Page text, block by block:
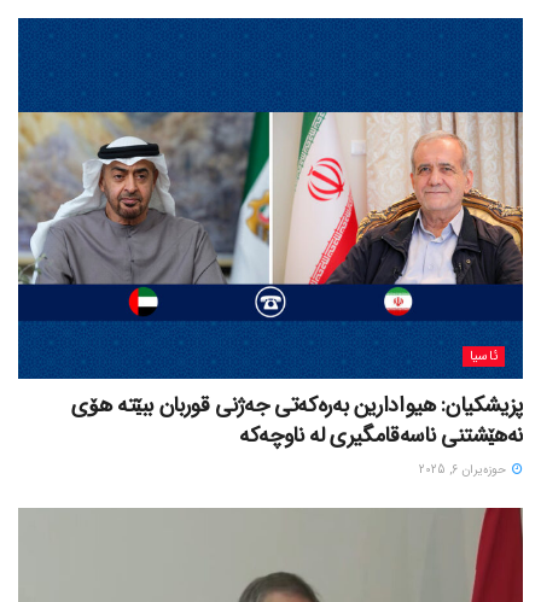
ئاسیا
پزیشکیان: هیوادارین بەرەکەتی جەژنی قوربان ببێتە هۆی
نەهێشتنی ناسەقامگیری لە ناوچەکە
حوزه‌یران 6, 2025